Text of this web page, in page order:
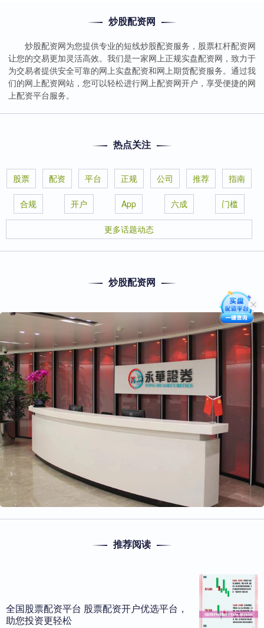
炒股配资网
炒股配资网为您提供专业的短线炒股配资服务，股票杠杆配资网
让您的交易更加灵活高效。我们是一家网上正规实盘配资网，致力于
为交易者提供安全可靠的网上实盘配资和网上期货配资服务。通过我
们的网上配资网站，您可以轻松进行网上配资网开户，享受便捷的网
上配资平台服务。
热点关注
股票 配资 平台 正规 公司 推荐 指南
合规 开户 App 六成 门槛
更多话题动态
炒股配资网
推荐阅读
全国股票配资平台 股票配资开户优选平台，
助您投资更轻松